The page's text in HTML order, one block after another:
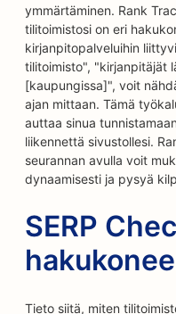
ymmärtäminen. Rank
tilitoimistosi on eri
kirjanpitopalveluihin
tilitoimisto", "kirjanpitäjät
[kaupungissa]", voit
ajan mittaan. Tämä
auttaa sinua
liikennettä sivustollesi.
seurannan avulla voit
dynaamisesti ja pysyä
SERP
Tieto siitä, miten